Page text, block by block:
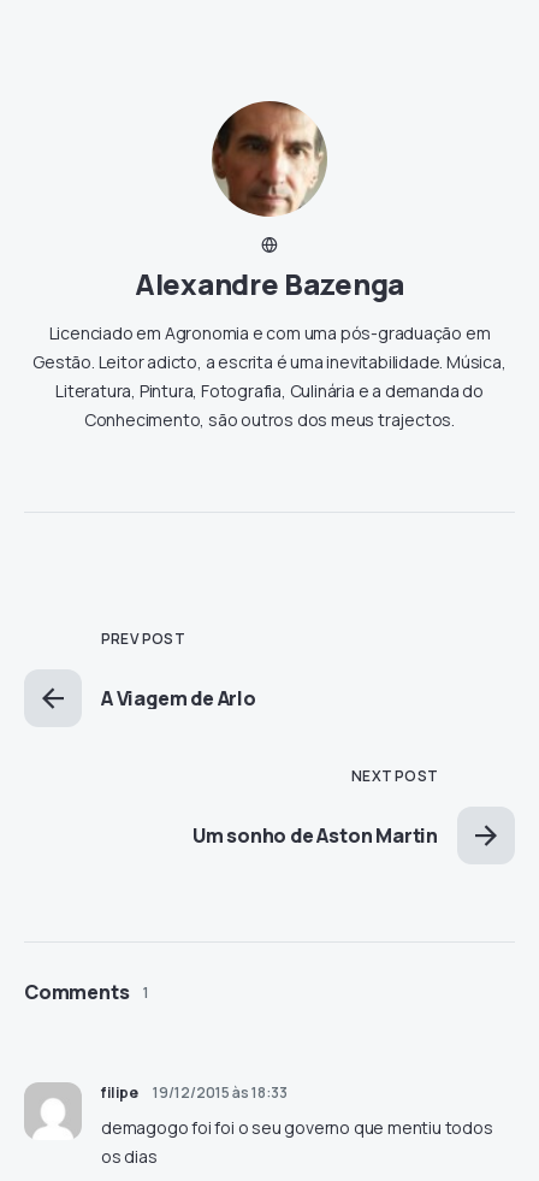
Alexandre Bazenga
Licenciado em Agronomia e com uma pós-graduação em
Gestão. Leitor adicto, a escrita é uma inevitabilidade. Música,
Literatura, Pintura, Fotografia, Culinária e a demanda do
Conhecimento, são outros dos meus trajectos.
PREV POST
A Viagem de Arlo
NEXT POST
Um sonho de Aston Martin
Comments 1
filipe 19/12/2015 às 18:33
demagogo foi foi o seu governo que mentiu todos
os dias